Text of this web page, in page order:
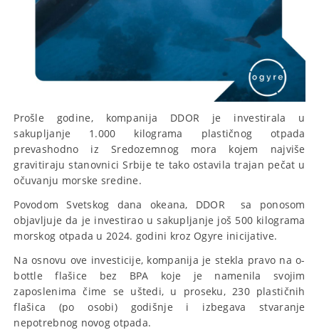
Prošle godine, kompanija DDOR je investirala u
sakupljanje 1.000 kilograma plastičnog otpada
prevashodno iz Sredozemnog mora kojem najviše
gravitiraju stanovnici Srbije te tako ostavila trajan pečat u
očuvanju morske sredine.
Povodom Svetskog dana okeana, DDOR sa ponosom
objavljuje da je investirao u sakupljanje još 500 kilograma
morskog otpada u 2024. godini kroz Ogyre inicijative.
Na osnovu ove investicije, kompanija je stekla pravo na o-
bottle flašice bez BPA koje je namenila svojim
zaposlenima čime se uštedi, u proseku, 230 plastičnih
flašica (po osobi) godišnje i izbegava stvaranje
nepotrebnog novog otpada.